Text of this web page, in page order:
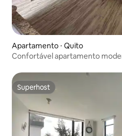
Apartamento ⋅ Quito
Confortável apartamento
Superhost
Superhost